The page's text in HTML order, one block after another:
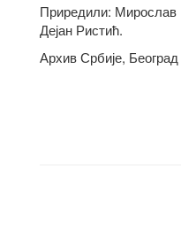
Приредили: Мирослав
Дејан Ристић.
Архив Србије,